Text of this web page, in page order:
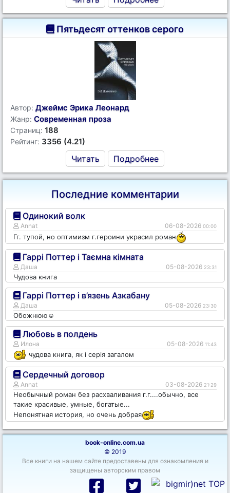
Пятьдесят оттенков серого
Автор: Джеймс Эрика Леонард
Жанр: Современная проза
Страниц: 188
Рейтинг: 3356 (4.21)
Читать Подробнее
Последние комментарии
Одинокий волк
Annat 06-08-2026 00:00
Гг. тупой, но оптимизм г.героини украсил роман
Гаррі Поттер і Таємна кімната
Даша 05-08-2026 23:31
Чудова книга
Гаррі Поттер і в’язень Азкабану
Даша 05-08-2026 23:30
Обожнюю☺️
Любовь в полдень
Илона 05-08-2026 11:43
чудова книга, як і серія загалом
Сердечный договор
Annat 03-08-2026 21:29
Необычный роман без расхваливания г.г....обычно, все
такие красивые, умные, богатые...
Непонятная история, но очень добрая
book-online.com.ua
© 2019
Все книги на нашем сайте предоставены для ознакомления и
защищены авторским правом